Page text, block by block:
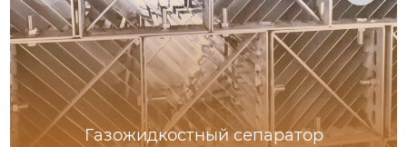
Газожидкостный сепаратор